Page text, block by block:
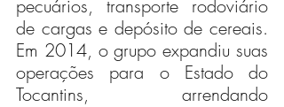
pecuários, transporte rodoviário
de cargas e depósito de cereais.
Em 2014, o grupo expandiu suas
operações para o Estado do
Tocantins, arrendando